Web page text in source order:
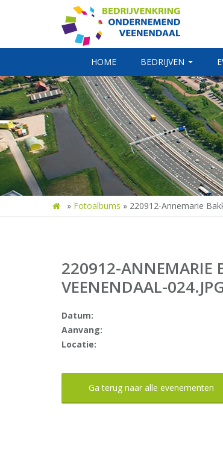
HOME BEDRIJVEN
» Fotoalbums » 220912-Annemarie
220912-ANNEMARIE
VEENENDAAL-024.JPG
Datum:
Aanvang:
Locatie:
Ga terug naar alle evenementen